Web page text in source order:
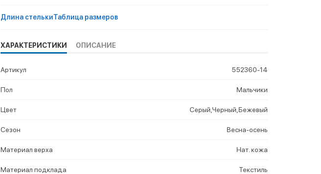
Длина стелькиТаблица размеров
ХАРАКТЕРИСТИКИ ОПИСАНИЕ
Артикул 552360-14
Пол Мальчики
Цвет Серый,Черный,Бежевый
Сезон Весна-осень
Материал верха Нат. кожа
Материал подклада Текстиль